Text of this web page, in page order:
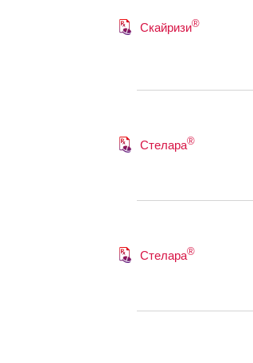
Скайризи®
Стелара®
Стелара®